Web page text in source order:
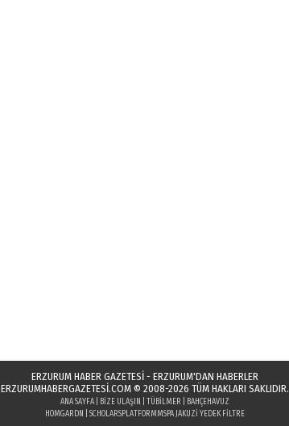
ERZURUM HABER GAZETESİ - ERZURUM'DAN HABERLER
ERZURUMHABERGAZETESI.COM© 2008-2026 TÜM HAKLARI SAKLIDIR.
ANA SAYFA| BIZE ULAŞIN TÜBILMER
BAHÇEHAVUZ
HOMGARDN
SCHOLARSPLATFORMMSPA JAKUZI YEDEK FILTRE